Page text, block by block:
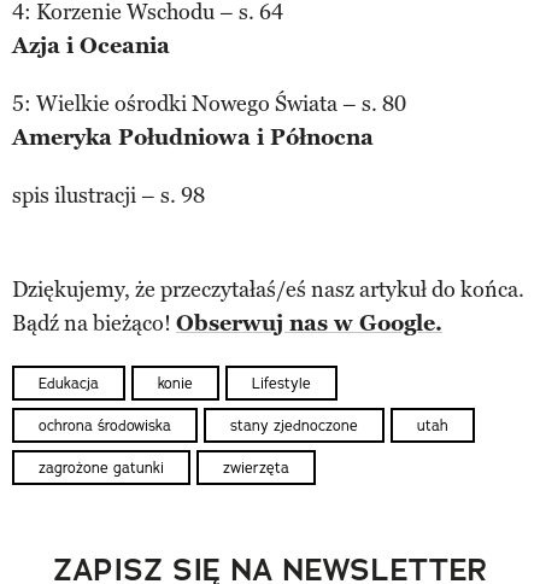
4: Korzenie Wschodu – s. 64
Azja i Oceania
5: Wielkie ośrodki Nowego Świata – s. 80
Ameryka Południowa i Północna
spis ilustracji – s. 98
Dziękujemy, że przeczytałaś/eś nasz artykuł do końca.
Bądź na bieżąco! Obserwuj nas w Google.
Edukacja konie Lifestyle
ochrona środowiska stany zjednoczone utah
zagrożone gatunki zwierzęta
ZAPISZ SIĘ NA NEWSLETTER